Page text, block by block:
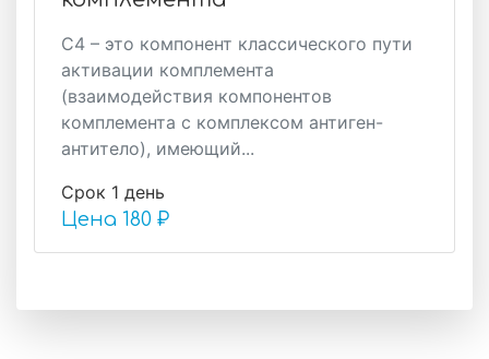
С4 – это компонент классического пути
активации комплемента
(взаимодействия компонентов
комплемента с комплексом антиген-
антитело), имеющий...
Срок 1 день
Цена 180 ₽